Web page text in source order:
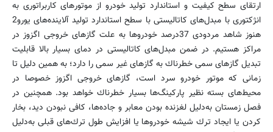
ارتقای سطح كیفیت و استاندارد تولید خودرو از موتورهای كاربراتوری به
انژكتوری با مبدل‌های كاتالیستی با سطح استاندارد تولید آلاینده‌های یورو2
هنوز شاهد مردودی 37درصد خودروها به علت گازهای خروجی اگزوز در
مراكز هستیم. در ضمن مبدل‌های كاتالیستی در دمای بسیار بالا قابلیت
تبدیل گازهای سمی خطرناك به گازهای غیر سمی را دارد؛ به همین دلیل تا
زمانی كه موتور خودرو سرد است، گازهای خروجی اگزوز خصوصا در
محیط‌های بسته نظیر پاركینگ‌ها بسیار خطرناك خواهد بود. همچنین در
فصل زمستان به‌دلیل لغزنده بودن معابر و جاده‌ها، كافی نبودن دید، بخار
كردن یا ایجاد ترك شیشه خودرو‌ها یا افزایش طول ترك‌های قبلی به‌دلیل